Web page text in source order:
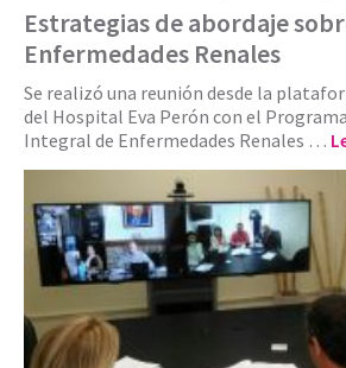
Estrategias de abordaje
Enfermedades Renales
Se realizó una reunión desde la
del Hospital Eva Perón con el
Integral de Enfermedades Renales …